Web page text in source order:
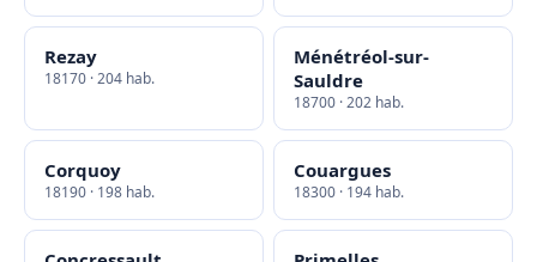
Rezay
18170 · 204 hab.
Ménétréol-sur-
Sauldre
18700 · 202 hab.
Corquoy
18190 · 198 hab.
Couargues
18300 · 194 hab.